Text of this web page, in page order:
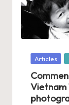
Posté
Articles
Vietnam